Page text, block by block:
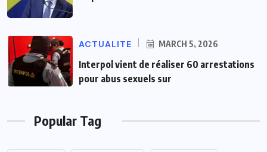
ACTUALITE MARCH 5, 2026
Interpol vient de réaliser 60 arrestations
pour abus sexuels sur
Popular Tag